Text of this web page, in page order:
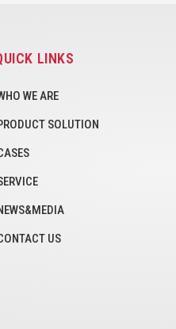
LINKS
WE ARE
SOLUTION
US